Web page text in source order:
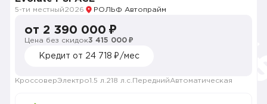
5-ти местный2026 РОЛЬФ Автопрайм
от 2 390 000 ₽
Цена без скидок3 415 000 ₽
Кредит от 24 718 ₽/мес
КроссоверЭлектро1.5 л. 218 л.с. ПереднийАвтоматическая